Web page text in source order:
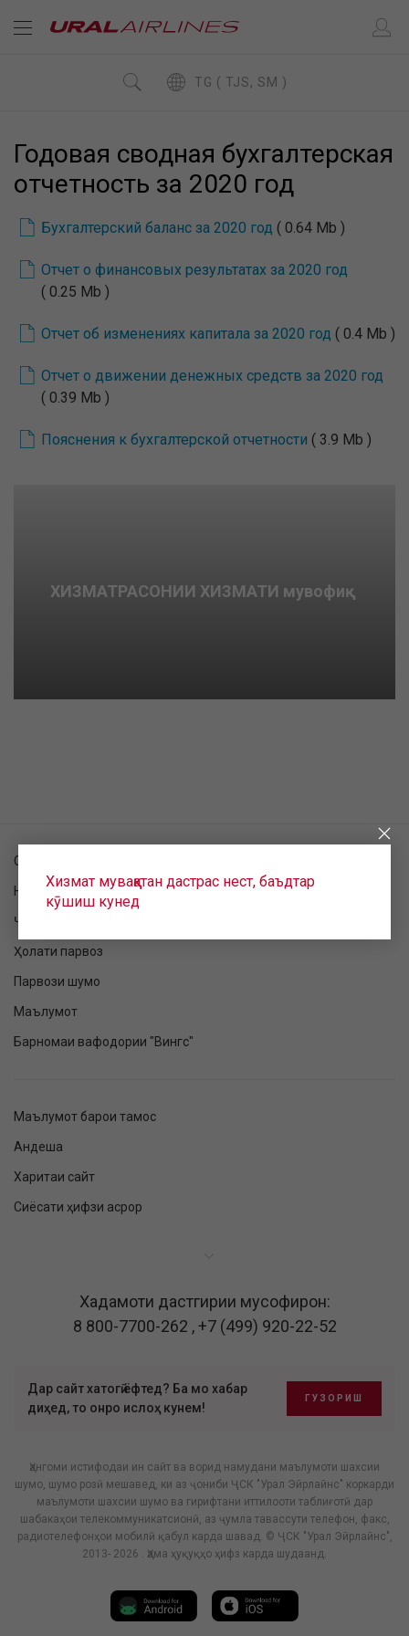
TG ( TJS, SM )
Годовая сводная бухгалтерская
отчетность за 2020 год
Бухгалтерский баланс за 2020 год ( 0.64 Mb )
Отчет о финансовых результатах за 2020 год
( 0.25 Mb )
Отчет об изменениях капитала за 2020 год ( 0.4 Mb )
Отчет о движении денежных средств за 2020 год
( 0.39 Mb )
Пояснения к бухгалтерской отчетности ( 3.9 Mb )
ХИЗМАТРАСОНИИ ХИЗМАТИ мувофиқ
Хизмат муваққатан дастрас нест, баъдтар
кӯшиш кунед
Санҷиши фармоиш
Номнавис шудан ба парвоз
Ҷадвали парвоз
Ҳолати парвоз
Парвози шумо
Маълумот
Барномаи вафодории "Вингс"
Маълумот барои тамос
Андеша
Харитаи сайт
Сиёсати ҳифзи асрор
Хадамоти дастгирии мусофирон:
8 800-7700-262 ,+7 (499) 920-22-52
Дар сайт хатогӣ ёфтед? Ба мо хабар
диҳед, то онро ислоҳ кунем!
ГУЗОРИШ
Ҳангоми истифодаи ин сайт ва ворид намудани маълумоти шахсии
шумо, шумо розӣ мешавед, ки аз ҷониби ҶСК "Урал Эйрлайнс" коркарди
маълумоти шахсии шумо ва гирифтани иттилооти таблиғотӣ дар
шабакаҳои телекоммуникатсионӣ, аз ҷумла тавассути телефон, факс,
радиотелефонҳои мобилӣ қабул карда шавад. © ҶСК "Урал Эйрлайнс",
2013- 2026 . Ҳама ҳуқуқҳо ҳифз карда шудаанд.